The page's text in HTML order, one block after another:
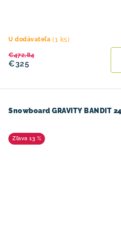
U dodávateľa (1 ks)
€325
€472,84
Snowboard GRAVITY BANDIT
13 %